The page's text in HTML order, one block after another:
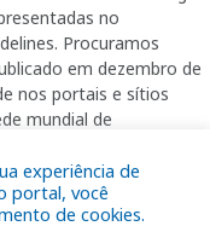
experiência de
portal, você
de cookies.
no
Procuramos
em dezembro de
nos portais e sítios
mundial de
disponíveis.
testes em